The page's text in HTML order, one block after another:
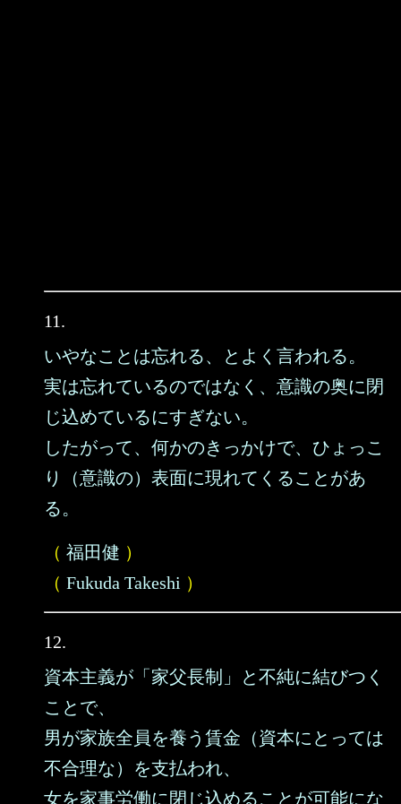
11.
いやなことは忘れる、とよく言われる。
実は忘れているのではなく、意識の奥に閉
じ込めているにすぎない。
したがって、何かのきっかけで、ひょっこ
り（意識の）表面に現れてくることがあ
る。
（ 福田健 ）
（ Fukuda Takeshi ）
12.
資本主義が「家父長制」と不純に結びつく
ことで、
男が家族全員を養う賃金（資本にとっては
不合理な）を支払われ、
女を家事労働に閉じ込めることが可能にな